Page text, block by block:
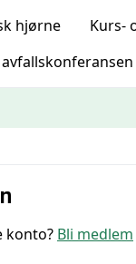
hjørne
Kurs-
konto? Bli medlem